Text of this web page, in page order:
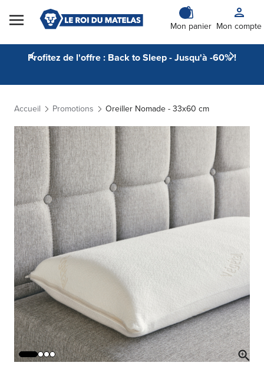
Skip to Content
Mon panier Mon compte
Profitez de l'offre : Back to Sleep - Jusqu'à -60% !
Accueil Promotions Oreiller Nomade - 33x60 cm